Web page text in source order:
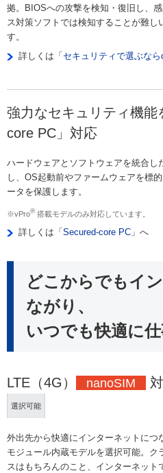
拠。BIOSへの攻撃を検知・復旧し、
ス対策ソフトでは検知することが難し
す。
詳しくは「 セキュリティで選ぶな
強力なセキュリティ機能
core PC」対応
ハードウェアとソフトウェアを統合し
し、OS起動前やファームウェアを標
ータを保護します。
※vPro®搭載モデルのみ対応しています。
詳しくは「 Secured-core PC 」へ
どこからでもイ
ながり、
いつでも快適に
LTE（4G） nanoSIM
選択可能
外出先から快適にインターネットにつ
モジュール内蔵モデルを選択可能。ク
スはもちろんのこと、インターネット